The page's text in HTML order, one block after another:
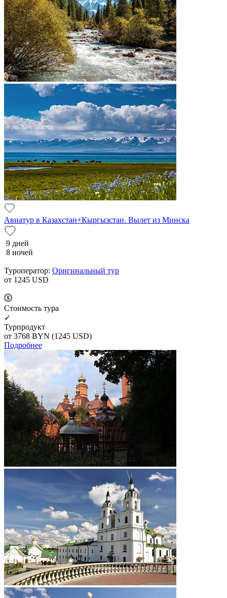
Авиатур в Казахстан+Кыргызстан. Вылет из Минска
9 дней
8 ночей
Туроператор: Оригинальный тур
от 1245 USD
Cтоимость тура
✓
Турпродукт
от 3768 BYN (1245 USD)
Подробнее